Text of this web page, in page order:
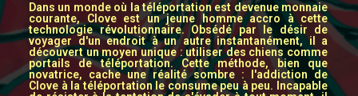
Dans un monde où la téléportation est devenue monnaie
courante, Clove est un jeune homme accro à cette
technologie révolutionnaire. Obsédé par le désir de
voyager d'un endroit à un autre instantanément, il a
découvert un moyen unique : utiliser des chiens comme
portails de téléportation. Cette méthode, bien que
novatrice, cache une réalité sombre : l'addiction de
Clove à la téléportation le consume peu à peu. Incapable